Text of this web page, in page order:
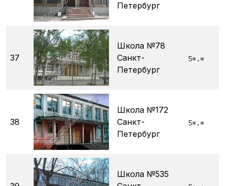
Петербург
37
Школа №78
Санкт-
Петербург
38
Школа №172
Санкт-
Петербург
Школа №535